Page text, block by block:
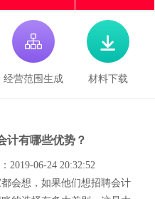

经营范围生成

材料下载
计有哪些优势？
2019-06-24 20:32:52
会想，如果他们想招聘会计